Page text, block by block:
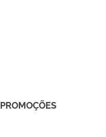
PROMOÇÕES